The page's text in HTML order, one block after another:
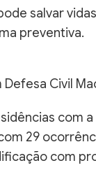
salvar
preventiva.
Defesa Civil
com
29
com